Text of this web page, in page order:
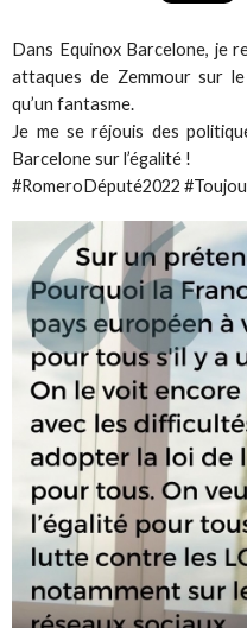
Dans Equinox Barcelone, je
attaques de Zemmour sur
qu’un fantasme.
Je me se réjouis des
Barcelone sur l’égalité !
#RomeroDéputé2022